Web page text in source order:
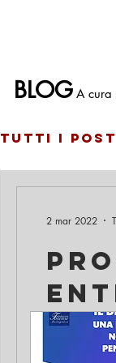
BLOG A cura
Tutti i post
Con la
principio
2 mar 2022